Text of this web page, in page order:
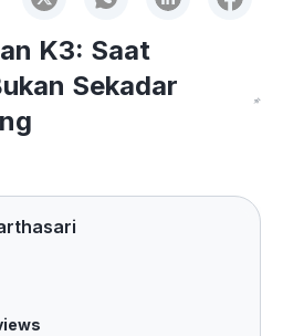
K3: Saat
Sekadar